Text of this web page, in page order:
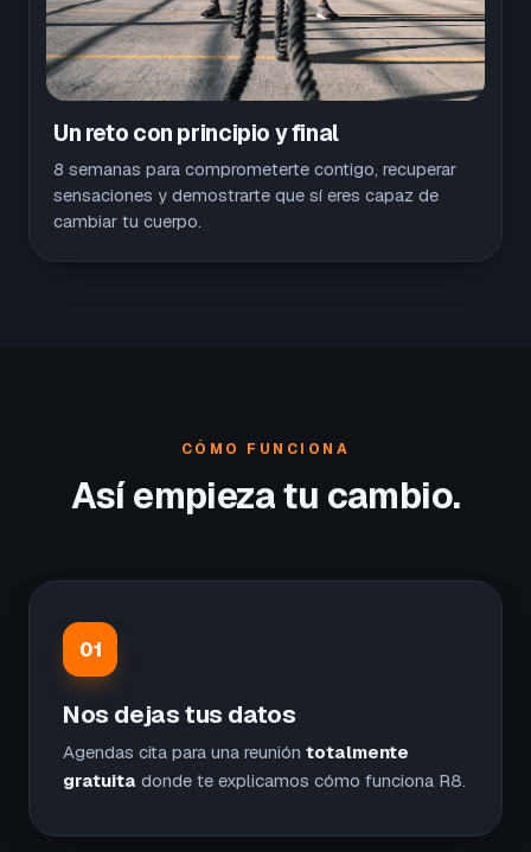
Un reto con principio y final
8 semanas para comprometerte contigo, recuperar
sensaciones y demostrarte que sí eres capaz de
cambiar tu cuerpo.
CÓMO FUNCIONA
Así empieza tu cambio.
01
Nos dejas tus datos
Agendas cita para una reunión totalmente
gratuita donde te explicamos cómo funciona R8.